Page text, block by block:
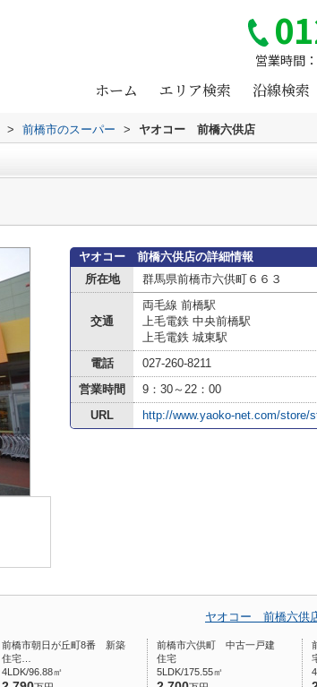
営業時間
ホーム エリア検索 沿線検索
> 前橋市のスーパー > ヤオコー 前橋六供店
ヤオコー 前橋六供店の詳細情報
所在地
群馬県前橋市六供町６６３
交通
両毛線 前橋駅
上毛電鉄 中央前橋駅
上毛電鉄 城東駅
電話
027-260-8211
営業時間
9：30～22：00
URL
http://www.yaoko-net.com/store/
ヤオコー 前橋六供
前橋市朝日が丘町8番 新築
住宅…
4LDK/96.88㎡
前橋市六供町 中古一戸建
住宅
5LDK/175.55㎡